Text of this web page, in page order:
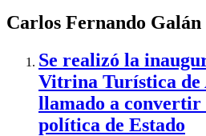
Carlos Fernando Galán
Se realizó la
Vitrina Turística de
llamado a convertir
política de Estado